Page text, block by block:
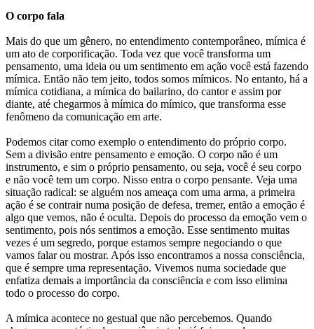
O corpo fala
Mais do que um gênero, no entendimento contemporâneo, mímica é
um ato de corporificação. Toda vez que você transforma um
pensamento, uma ideia ou um sentimento em ação você está fazendo
mímica. Então não tem jeito, todos somos mímicos. No entanto, há a
mímica cotidiana, a mímica do bailarino, do cantor e assim por
diante, até chegarmos à mímica do mímico, que transforma esse
fenômeno da comunicação em arte.
Podemos citar como exemplo o entendimento do próprio corpo.
Sem a divisão entre pensamento e emoção. O corpo não é um
instrumento, e sim o próprio pensamento, ou seja, você é seu corpo
e não você tem um corpo. Nisso entra o corpo pensante. Veja uma
situação radical: se alguém nos ameaça com uma arma, a primeira
ação é se contrair numa posição de defesa, tremer, então a emoção é
algo que vemos, não é oculta. Depois do processo da emoção vem o
sentimento, pois nós sentimos a emoção. Esse sentimento muitas
vezes é um segredo, porque estamos sempre negociando o que
vamos falar ou mostrar. Após isso encontramos a nossa consciência,
que é sempre uma representação. Vivemos numa sociedade que
enfatiza demais a importância da consciência e com isso elimina
todo o processo do corpo.
A mímica acontece no gestual que não percebemos. Quando